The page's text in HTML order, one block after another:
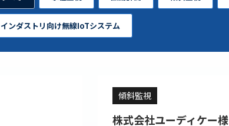
インダストリ向け無線IoTシステム
傾斜監視
株式会社ユーディケー様